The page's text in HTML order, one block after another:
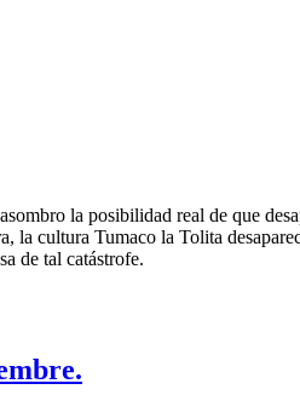
la posibilidad real de que
la cultura Tumaco la Tolita
de tal catástrofe.